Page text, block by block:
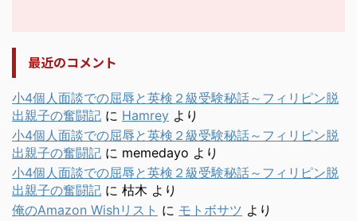
最近のコメント
小4個人面談での屈辱と英検２級受験秘話～フィリピン脱
出親子の奮闘記 に Hamrey より
小4個人面談での屈辱と英検２級受験秘話～フィリピン脱
出親子の奮闘記 に memedayo より
小4個人面談での屈辱と英検２級受験秘話～フィリピン脱
出親子の奮闘記 に 枯木 より
俺のAmazon Wishリスト に モトボサツ より